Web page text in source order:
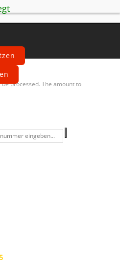
processed. The amount to